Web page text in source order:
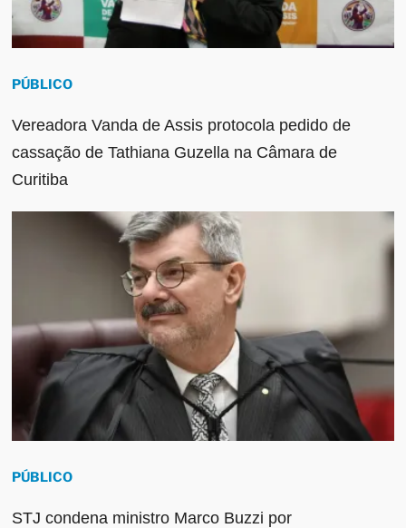
PÚBLICO
Vereadora Vanda de Assis protocola pedido de
cassação de Tathiana Guzella na Câmara de
Curitiba
PÚBLICO
STJ condena ministro Marco Buzzi por